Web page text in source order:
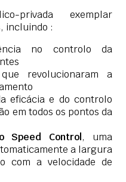
privada exemplar
incluindo :
no controlo da
revolucionaram a
eficácia e do controlo
em todos os pontos da
o Speed Control , uma
a largura
com a velocidade de